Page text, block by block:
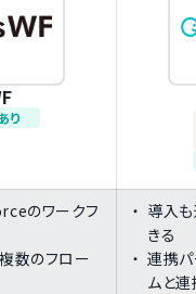
り
のワークフ
数のフロー
導入
きる
連携
ムと連